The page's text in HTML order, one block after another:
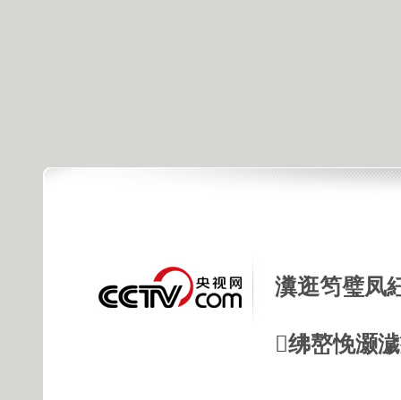
瀵逛笉璧凤
绋嶅悗灏